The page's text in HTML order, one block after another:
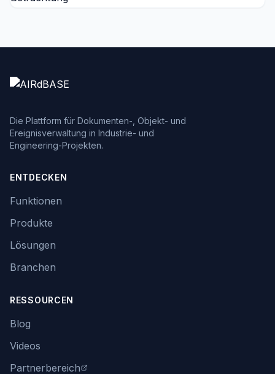
Die Plattform für Dokumenten-, Objekt- und
Ereignisverwaltung in Industrie- und
Engineering-Projekten.
ENTDECKEN
Funktionen
Produkte
Lösungen
Branchen
RESSOURCEN
Blog
Videos
Partnerbereich